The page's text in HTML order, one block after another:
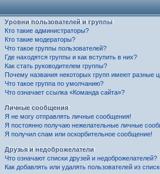
Уровни пользователей и группы
Кто такие администраторы?
Кто такие модераторы?
Что такое группы пользователей?
Где находятся группы и как вступить в них?
Как стать руководителем группы?
Почему названия некоторых групп имеют разные
Что такое группа по умолчанию?
Что означает ссылка «Команда сайта»?
Личные сообщения
Я не могу отправлять личные сообщения!
Я постоянно получаю нежелательные личные
Я получил спам или оскорбительное сообщение!
Друзья и недоброжелатели
Что означают списки друзей и недоброжелателей?
Как добавлять или удалять пользователей из